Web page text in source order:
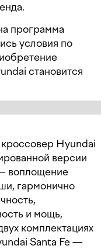
программа
условия по
становится
Hyundai
версии
воплощение
гармонично
и мощь,
комплектациях
Santa Fe —